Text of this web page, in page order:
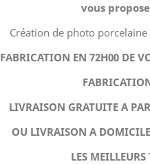
vous
Création de photo
FABRICATION EN 72H00 DE
LIVRAISON GRATUITE A
OU LIVRAISON A
LES